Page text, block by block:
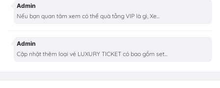
Admin
Nếu bạn quan tâm xem có thể quà tằng VIP là gì, Xe...
Admin
Cập nhật thêm loại vé LUXURY TICKET có bao gồm set...